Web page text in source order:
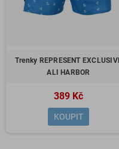
Trenky REPRESENT
ALI HARBOR
389 Kč
KOUPIT